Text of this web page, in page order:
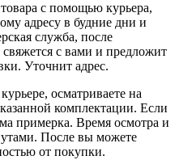
с помощью курьера,
адресу в будние дни и
служба, после
свяжется с вами и предложит
Уточнит адрес.
осматриваете на
комплектации. Если
примерка. Время осмотра и
После вы можете
от покупки.